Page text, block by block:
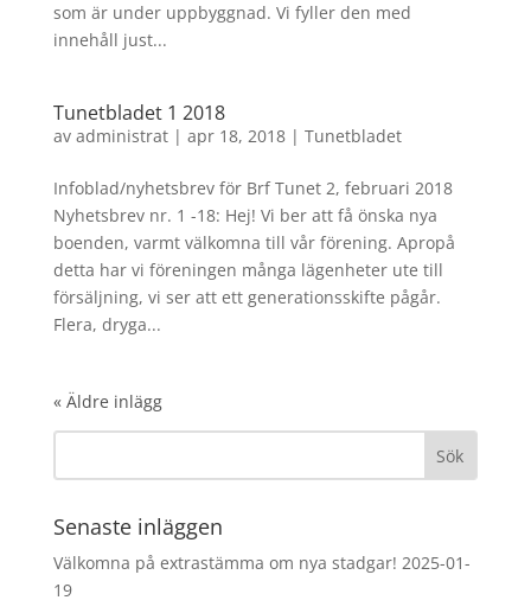
som är under uppbyggnad. Vi fyller den med
innehåll just...
Tunetbladet 1 2018
av administrat| apr 18, 2018| Tunetbladet
Infoblad/nyhetsbrev för Brf Tunet 2, februari 2018
Nyhetsbrev nr. 1 -18: Hej! Vi ber att få önska nya
boenden, varmt välkomna till vår förening. Apropå
detta har vi föreningen många lägenheter ute till
försäljning, vi ser att ett generationsskifte pågår.
Flera, dryga...
« Äldre inlägg
Senaste inläggen
Välkomna på extrastämma om nya stadgar! 2025-01-
19